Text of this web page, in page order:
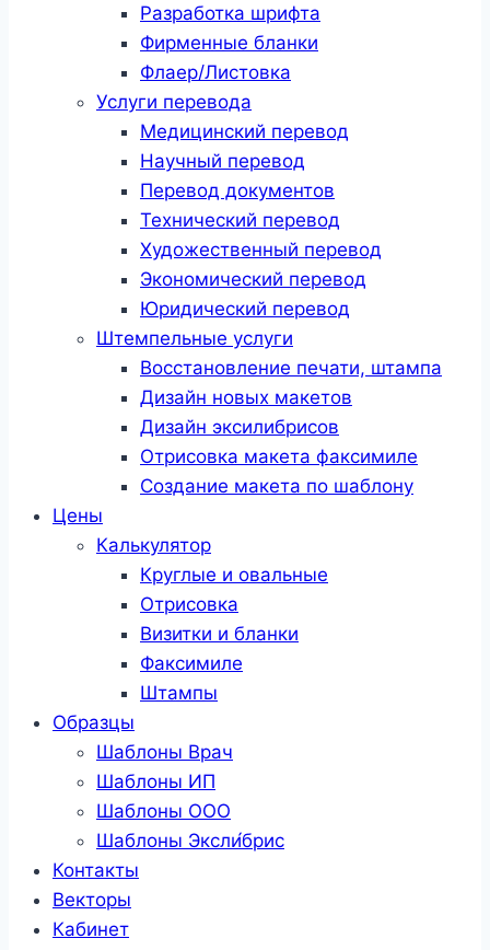
Разработка шрифта
Фирменные бланки
Флаер/Листовка
Услуги перевода
Медицинский перевод
Научный перевод
Перевод документов
Технический перевод
Художественный перевод
Экономический перевод
Юридический перевод
Штемпельные услуги
Восстановление печати, штампа
Дизайн новых макетов
Дизайн эксилибрисов
Отрисовка макета факсимиле
Создание макета по шаблону
Цены
Калькулятор
Круглые и овальные
Отрисовка
Визитки и бланки
Факсимиле
Штампы
Образцы
Шаблоны Врач
Шаблоны ИП
Шаблоны ООО
Шаблоны Эксли́брис
Контакты
Векторы
Кабинет